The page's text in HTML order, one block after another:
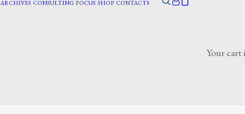
ARCHIVES CONSULTING FOCUS SHOP CONTACTS
Your cart